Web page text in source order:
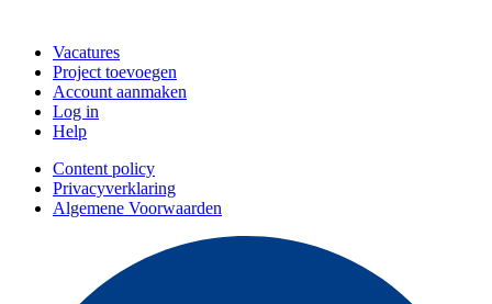
Vacatures
Project toevoegen
Account aanmaken
Log in
Help
Content policy
Privacyverklaring
Algemene Voorwaarden